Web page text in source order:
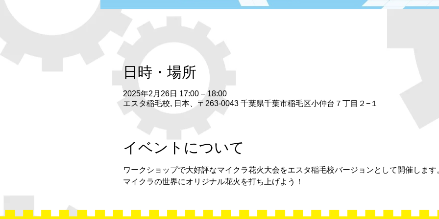
日時・場所
2025年2月26日 17:00 – 18:00
エスタ稲毛校, 日本、〒263-0043 千葉県千葉市稲毛区小仲台７丁目２−１
イベントについて
ワークショップで大好評なマイクラ花火大会をエスタ稲毛校バージョンとして開催します
マイクラの世界にオリジナル花火を打ち上げよう！